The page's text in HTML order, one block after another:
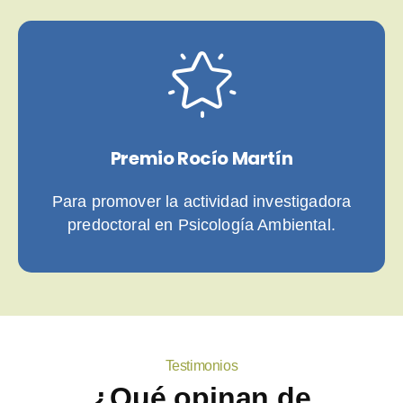
Premio Rocío Martín
Para promover la actividad investigadora
predoctoral en Psicología Ambiental.
Testimonios